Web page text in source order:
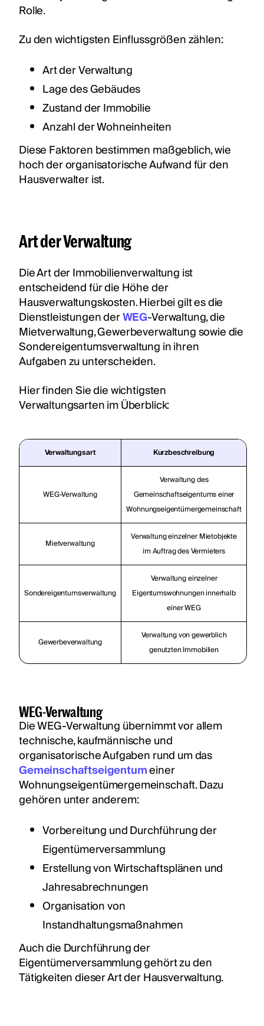
Rolle.
Zu den wichtigsten Einflussgrößen zählen:
Art der Verwaltung
Lage des Gebäudes
Zustand der Immobilie
Anzahl der Wohneinheiten
Diese Faktoren bestimmen maßgeblich, wie
hoch der organisatorische Aufwand für den
Hausverwalter ist.
Art der Verwaltung
Die Art der Immobilienverwaltung ist
entscheidend für die Höhe der
Hausverwaltungskosten. Hierbei gilt es die
Dienstleistungen derWEG-Verwaltung, die
Mietverwaltung, Gewerbeverwaltung sowie die
Sondereigentumsverwaltung in ihren
Aufgaben zu unterscheiden.
Hier finden Sie die wichtigsten
Verwaltungsarten im Überblick:
Verwaltungsart Kurzbeschreibung
WEG-Verwaltung
Verwaltung des
Gemeinschaftseigentums einer
Wohnungseigentümergemeinschaft
Mietverwaltung
Verwaltung einzelner Mietobjekte
im Auftrag des Vermieters
Sondereigentumsverwaltung
Verwaltung einzelner
Eigentumswohnungen innerhalb
einer WEG
Gewerbeverwaltung
Verwaltung von gewerblich
genutzten Immobilien
WEG-Verwaltung
Die WEG-Verwaltung übernimmt vor allem
technische, kaufmännische und
organisatorische Aufgaben rund um das
Gemeinschaftseigentumeiner
Wohnungseigentümergemeinschaft. Dazu
gehören unter anderem:
Vorbereitung und Durchführung der
Eigentümerversammlung
Erstellung von Wirtschaftsplänen und
Jahresabrechnungen
Organisation von
Instandhaltungsmaßnahmen
Auch die Durchführung der
Eigentümerversammlung gehört zu den
Tätigkeiten dieser Art der Hausverwaltung.